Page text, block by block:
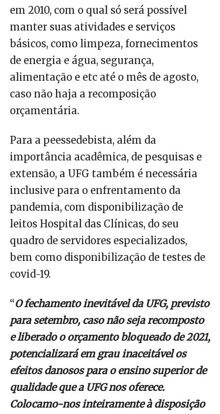
em 2010, com o qual só será possível
manter suas atividades e serviços
básicos, como limpeza, fornecimentos
de energia e água, segurança,
alimentação e etc até o mês de agosto,
caso não haja a recomposição
orçamentária.
Para a peessedebista, além da
importância acadêmica, de pesquisas e
extensão, a UFG também é necessária
inclusive para o enfrentamento da
pandemia, com disponibilização de
leitos Hospital das Clínicas, do seu
quadro de servidores especializados,
bem como disponibilização de testes de
covid-19.
“O fechamento inevitável da UFG, previsto
para setembro, caso não seja recomposto
e liberado o orçamento bloqueado de 2021,
potencializará em grau inaceitável os
efeitos danosos para o ensino superior de
qualidade que a UFG nos oferece.
Colocamo-nos inteiramente à disposição